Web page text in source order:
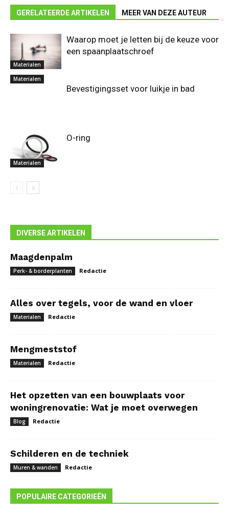
GERELATEERDE ARTIKELEN MEER VAN DEZE AUTEUR
Materialen
Waarop moet je letten bij de keuze voor
een spaanplaatschroef
Materialen
Bevestigingsset voor luikje in bad
Materialen
O-ring
DIVERSE ARTIKELEN
Maagdenpalm
Perk- & borderplanten Redactie
Alles over tegels, voor de wand en vloer
Materialen Redactie
Mengmeststof
Materialen Redactie
Het opzetten van een bouwplaats voor
woningrenovatie: Wat je moet overwegen
Blog Redactie
Schilderen en de techniek
Muren & wanden Redactie
POPULAIRE CATEGORIEËN